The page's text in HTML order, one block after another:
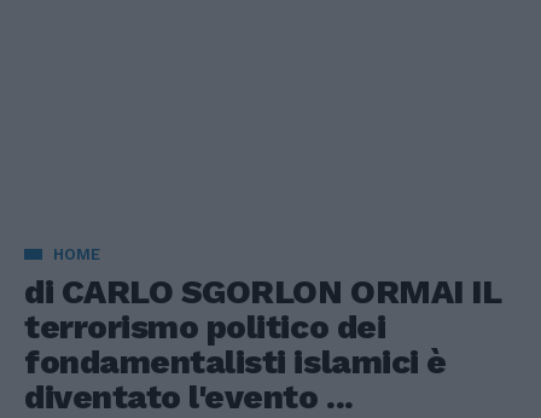
HOME
di CARLO SGORLON ORMAI IL
terrorismo politico dei
fondamentalisti islamici è
diventato l'evento ...